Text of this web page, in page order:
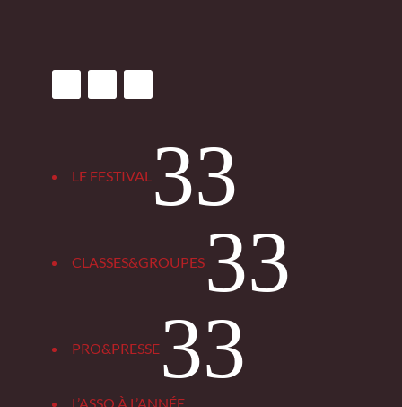
LE FESTIVAL 3
CLASSES&GROUPES 3
PRO&PRESSE 3
L’ASSO À L’ANNÉE